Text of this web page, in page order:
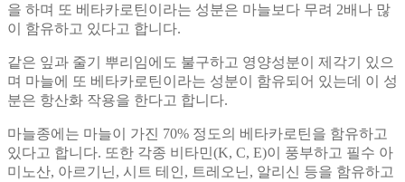
을 하며 또 베타카로틴이라는 성분은 마늘보다 무려 2배나 많
이 함유하고 있다고 합니다.
같은 잎과 줄기 뿌리임에도 불구하고 영양성분이 제각기 있으
며 마늘에 또 베타카로틴이라는 성분이 함유되어 있는데 이 성
분은 항산화 작용을 한다고 합니다.
마늘종에는 마늘이 가진 70% 정도의 베타카로틴을 함유하고
있다고 합니다. 또한 각종 비타민(K, C, E)이 풍부하고 필수 아
미노산, 아르기닌, 시트 테인, 트레오닌, 알리신 등을 함유하고